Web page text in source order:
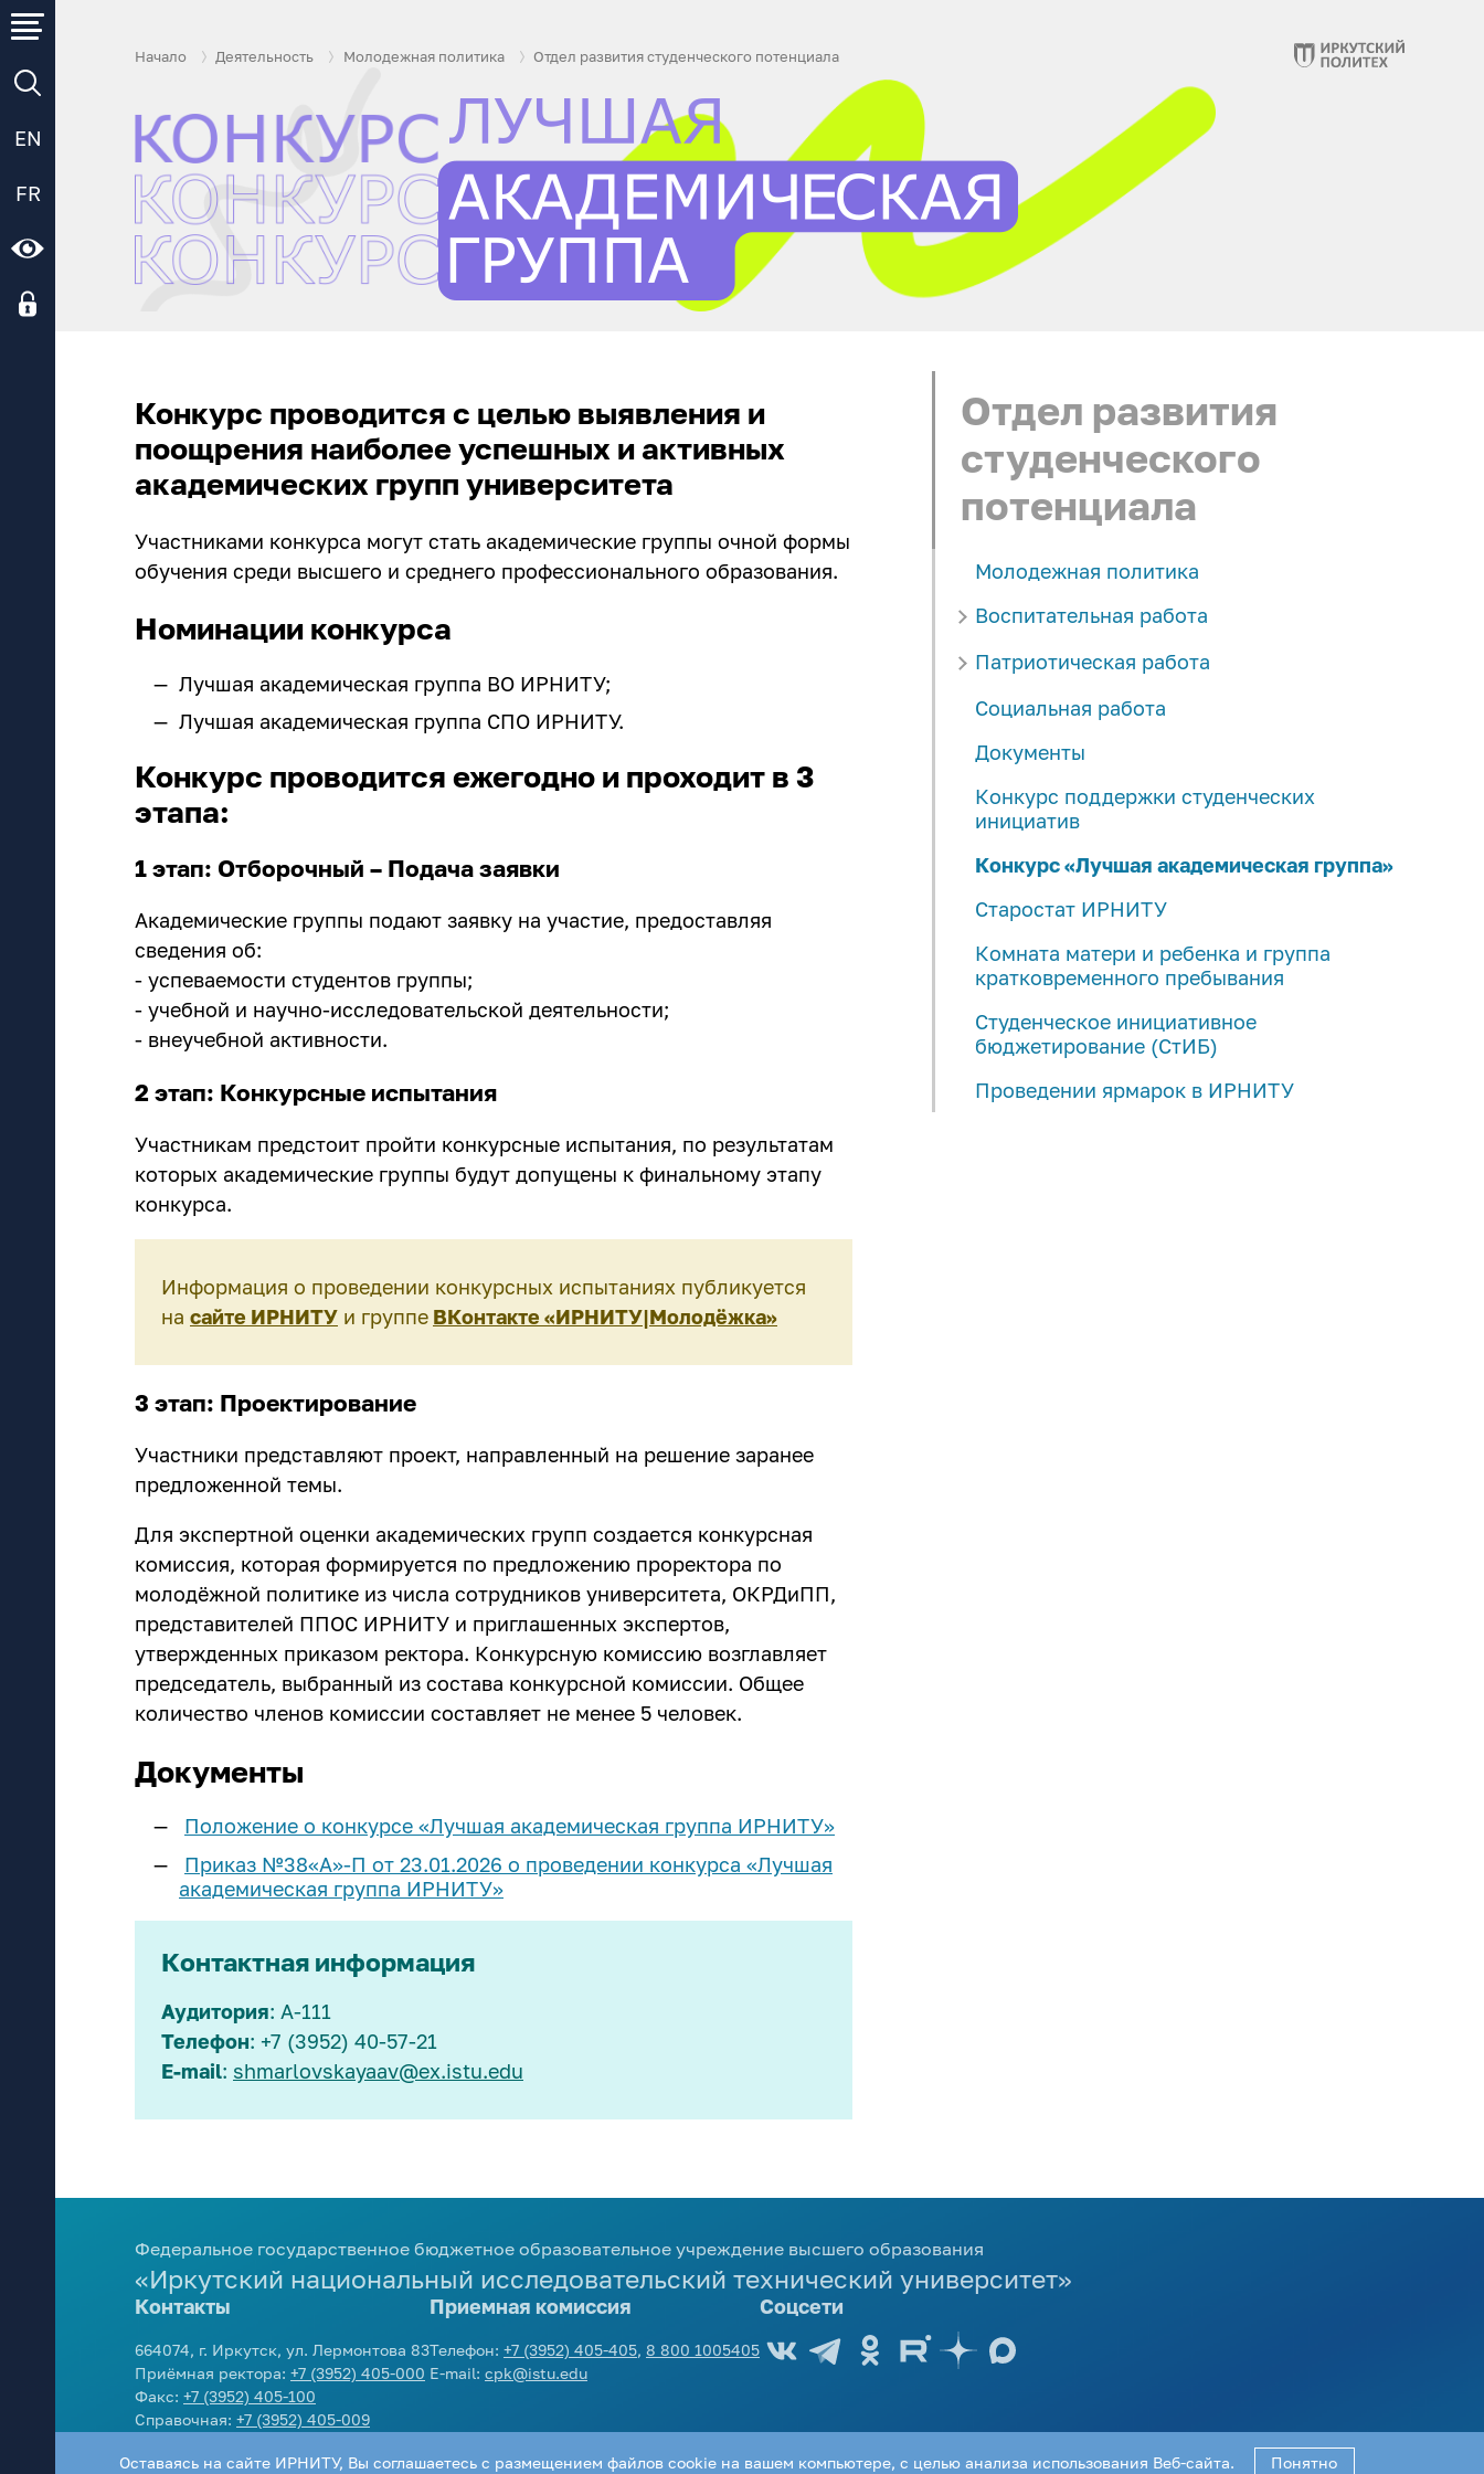
EN
FR
Начало Деятельность Молодежная политика Отдел развития студенческого потенциала
Отдел развития
студенческого
потенциала
Молодежная политика
Воспитательная работа
Совет по воспитательной работе
Состав Совета по воспитательной работе
академических групп
Курс повышения квалификации
"Воспитательная деятельность в системе
образования
Направления самореализации студентов
Организация «Движение первых»
Патриотическая работа
Военно-патриотический клуб «БМ-21»
Военный учебный центр
Память сильнее времени
Совет ветеранов
Центр патриотического воспитания
Центр духовно-нравственного воспитания
Социальная работа
Документы
Конкурс поддержки студенческих
инициатив
Конкурс «Лучшая академическая группа»
Старостат ИРНИТУ
Комната матери и ребенка и группа
кратковременного пребывания
Студенческое инициативное
бюджетирование (СтИБ)
Проведении ярмарок в ИРНИТУ
Конкурс проводится с целью выявления и
поощрения наиболее успешных и активных
академических групп университета
Участниками конкурса могут стать академические группы очной формы
обучения среди высшего и среднего профессионального образования.
Номинации конкурса
Лучшая академическая группа ВО ИРНИТУ;
Лучшая академическая группа СПО ИРНИТУ.
Конкурс проводится ежегодно и проходит в 3
этапа:
1 этап: Отборочный – Подача заявки
Академические группы подают заявку на участие, предоставляя
сведения об:
- успеваемости студентов группы;
- учебной и научно-исследовательской деятельности;
- внеучебной активности.
2 этап: Конкурсные испытания
Участникам предстоит пройти конкурсные испытания, по результатам
которых академические группы будут допущены к финальному этапу
конкурса.
Информация о проведении конкурсных испытаниях публикуется
на сайте ИРНИТУ и группе ВКонтакте «ИРНИТУ|Молодёжка»
3 этап: Проектирование
Участники представляют проект, направленный на решение заранее
предложенной темы.
Для экспертной оценки академических групп создается конкурсная
комиссия, которая формируется по предложению проректора по
молодёжной политике из числа сотрудников университета, ОКРДиПП,
представителей ППОС ИРНИТУ и приглашенных экспертов,
утвержденных приказом ректора. Конкурсную комиссию возглавляет
председатель, выбранный из состава конкурсной комиссии. Общее
количество членов комиссии составляет не менее 5 человек.
Документы
Положение о конкурсе «Лучшая академическая группа ИРНИТУ»
Приказ №38«А»-П от 23.01.2026 о проведении конкурса «Лучшая
академическая группа ИРНИТУ»
Контактная информация
Аудитория: А-111
Телефон: +7 (3952) 40-57-21
E-mail: shmarlovskayaav@ex.istu.edu
Федеральное государственное бюджетное образовательное учреждение высшего образования
«Иркутский национальный исследовательский технический университет»
Контакты
664074, г. Иркутск, ул. Лермонтова 83
Приёмная ректора: +7 (3952) 405-000
Факс: +7 (3952) 405-100
Справочная: +7 (3952) 405-009
Приемная комиссия
Телефон: +7 (3952) 405-405, 8 800 1005405
E-mail: cpk@istu.edu
Соцсети
Оставаясь на сайте ИРНИТУ, Вы соглашаетесь с размещением файлов cookie на вашем компьютере, с целью анализа использования Веб-сайта. Понятно